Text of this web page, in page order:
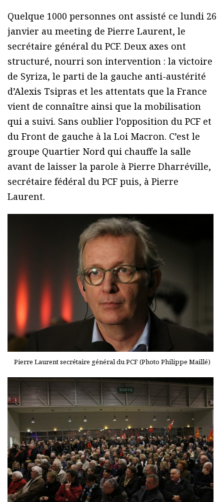
Quelque 1000 personnes ont assisté ce lundi 26
janvier au meeting de Pierre Laurent, le
secrétaire général du PCF. Deux axes ont
structuré, nourri son intervention : la victoire
de Syriza, le parti de la gauche anti-austérité
d’Alexis Tsipras et les attentats que la France
vient de connaître ainsi que la mobilisation
qui a suivi. Sans oublier l’opposition du PCF et
du Front de gauche à la Loi Macron. C’est le
groupe Quartier Nord qui chauffe la salle
avant de laisser la parole à Pierre Dharréville,
secrétaire fédéral du PCF puis, à Pierre
Laurent.
Pierre Laurent secrétaire général du PCF (Photo Philippe Maillé)